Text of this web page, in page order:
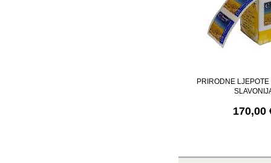
PRIRODNE
170,00